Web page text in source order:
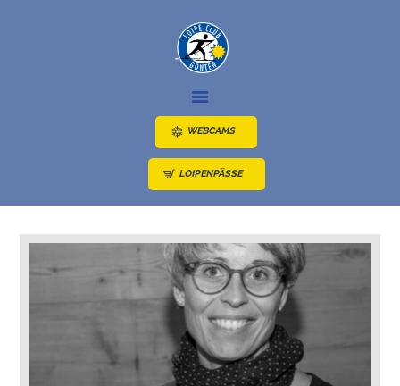
WEBCAMS
LOIPENPÄSSE
ANGEBOTE
ÜBER UNS